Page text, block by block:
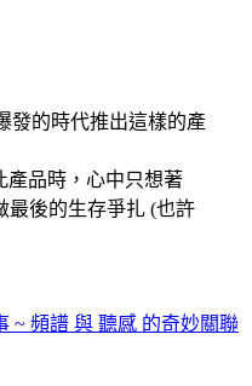
發的時代推出這樣的產
產品時，心中只想著
最後的生存爭扎 (也許
~ 頻譜 與 聽感 的奇妙關聯